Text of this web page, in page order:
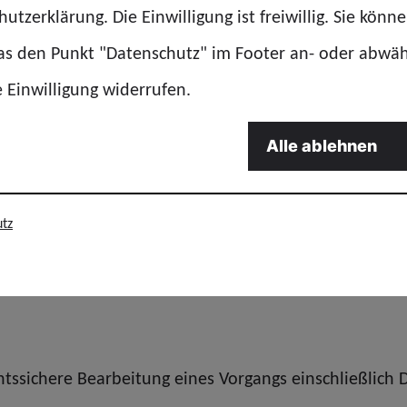
der TdLfür einen Angriff auf das gesamte
ist seit Jahrzehnten gefestigt und
der Arbeitgeber.
Arbeitsprozesse übernehmen Beschäftigte
Bearbeitung eines Vorgangs einschließlich
Die Einwilligung ist freiwillig. Sie
den Punkt "Datenschutz" im Footer an- oder
Einwilligung widerrufen.
Alle ablehnen